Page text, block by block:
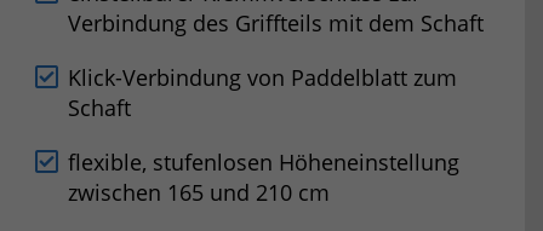
Verbindung des Griffteils mit dem Schaft
Klick-Verbindung von Paddelblatt zum
Schaft
flexible, stufenlosen Höheneinstellung
zwischen 165 und 210 cm